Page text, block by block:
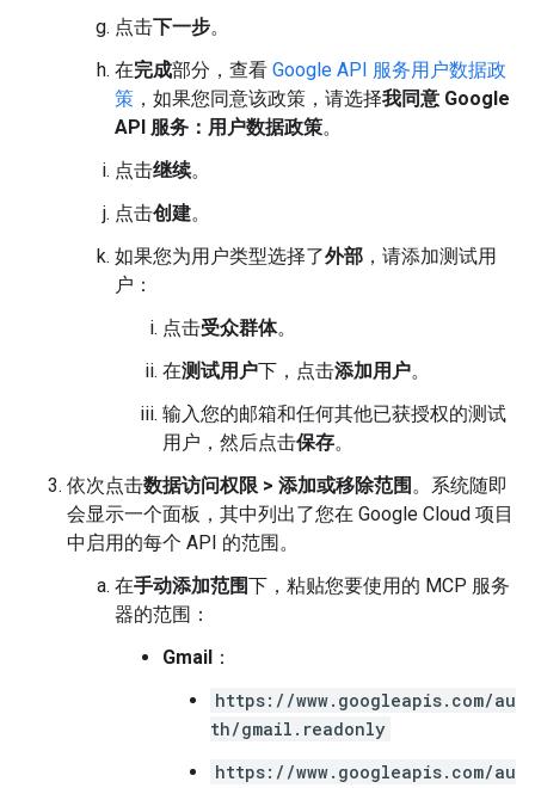
点击下一步。
在完成部分，查看 Google API 服务用户数据政
策 ，如果您同意该政策，请选择我同意 Google
API 服务：用户数据政策。
点击继续。
点击创建。
如果您为用户类型选择了外部 ，请添加测试用
户：
点击受众群体。
在测试用户下，点击添加用户。
输入您的邮箱和任何其他已获授权的测试
用户，然后点击保存。
依次点击数据访问权限 > 添加或移除范围。系统随即
会显示一个面板，其中列出了您在 Google Cloud 项目
中启用的每个 API 的范围。
在手动添加范围下，粘贴您要使用的 MCP 服务
器的范围：
Gmail ：
https://www.googleapis.com/au
th/gmail.readonly
https://www.googleapis.com/au